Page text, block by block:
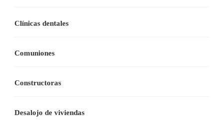
Clínicas dentales
Comuniones
Constructoras
Desalojo de viviendas